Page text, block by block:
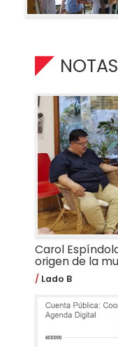
Carol
origen de la
Lado B